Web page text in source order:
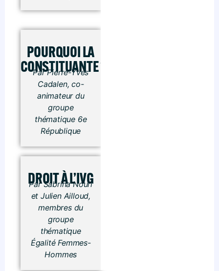
POURQUOI LA
CONSTITUANTE ?
Par Pierre-Yves
Cadalen, co-
animateur du
groupe
thématique 6e
République
DROIT À L’IVG
Par Sabrina Nouri
et Julien Ailloud,
membres du
groupe
thématique
Égalité Femmes-
Hommes